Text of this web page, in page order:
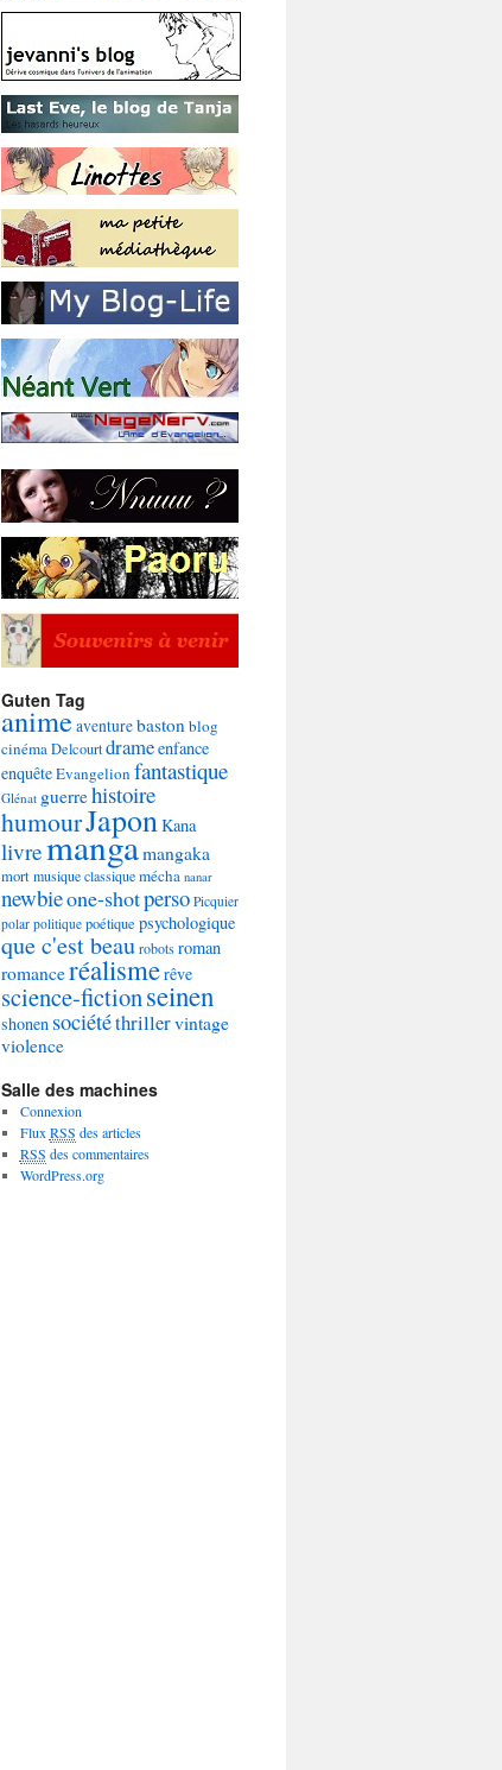
Guten Tag
animeaventurebaston blog
cinémaDelcourtdrameenfance
enquêteEvangelion fantastique
Glénat guerrehistoire
humourJapon Kana
livremangamangaka
mortmusique classiquemécha nanar
newbieone-shotperso Picquier
polar politique poétique psychologique
que c'est beaurobotsroman
romanceréalismerêve
science-fictionseinen
shonen sociététhrillervintage
violence
Salle des machines
Connexion
Flux RSS des articles
RSS des commentaires
WordPress.org